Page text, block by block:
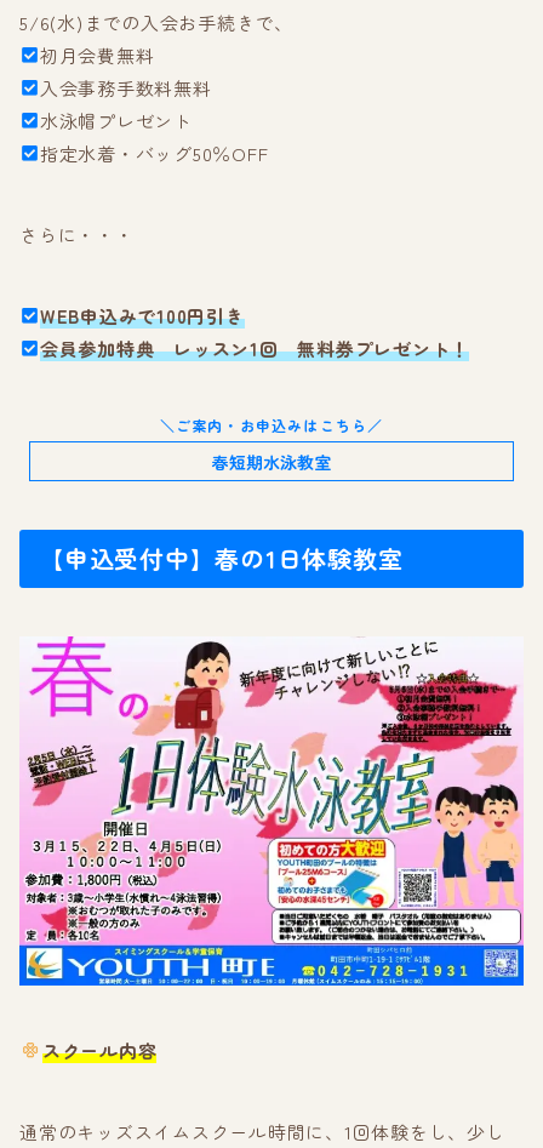
5/6(水)までの入会お手続きで、
初月会費無料
入会事務手数料無料
水泳帽プレゼント
指定水着・バッグ50％OFF
さらに・・・
WEB申込みで100円引き
会員参加特典 レッスン1回 無料券プレゼント！
＼ご案内・お申込みはこちら／
春短期水泳教室
【申込受付中】春の1日体験教室
スクール内容
通常のキッズスイムスクール時間に、1回体験をし、少し